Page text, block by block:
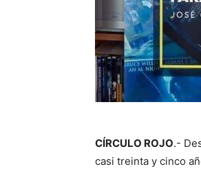
CÍRCULO ROJO.-
casi treinta y cinco